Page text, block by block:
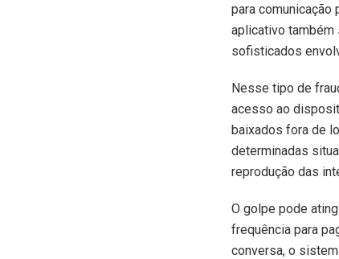
para comunicação
aplicativo também
sofisticados
Nesse tipo de
acesso ao
baixados fora de
determinadas
reprodução das
O golpe pode
frequência para
conversa, o